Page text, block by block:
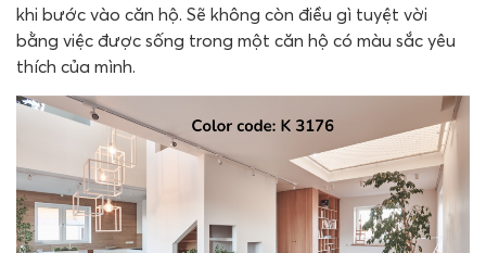
khi bước vào căn hộ. Sẽ không còn điều gì tuyệt vời
bằng việc được sống trong một căn hộ có màu sắc yêu
thích của mình.